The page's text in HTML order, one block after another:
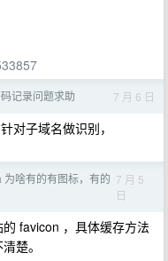
记录问题求助 7 月 6 日
对子域名做识别，
为啥有的有图标，有的 7 月 5
日
favicon ，具体缓存方法
楚。